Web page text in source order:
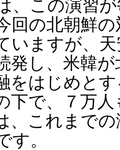
、この演習
回の北朝鮮
いますが、
発し、米韓
をはじめと
下で、７万
、これまで
す。